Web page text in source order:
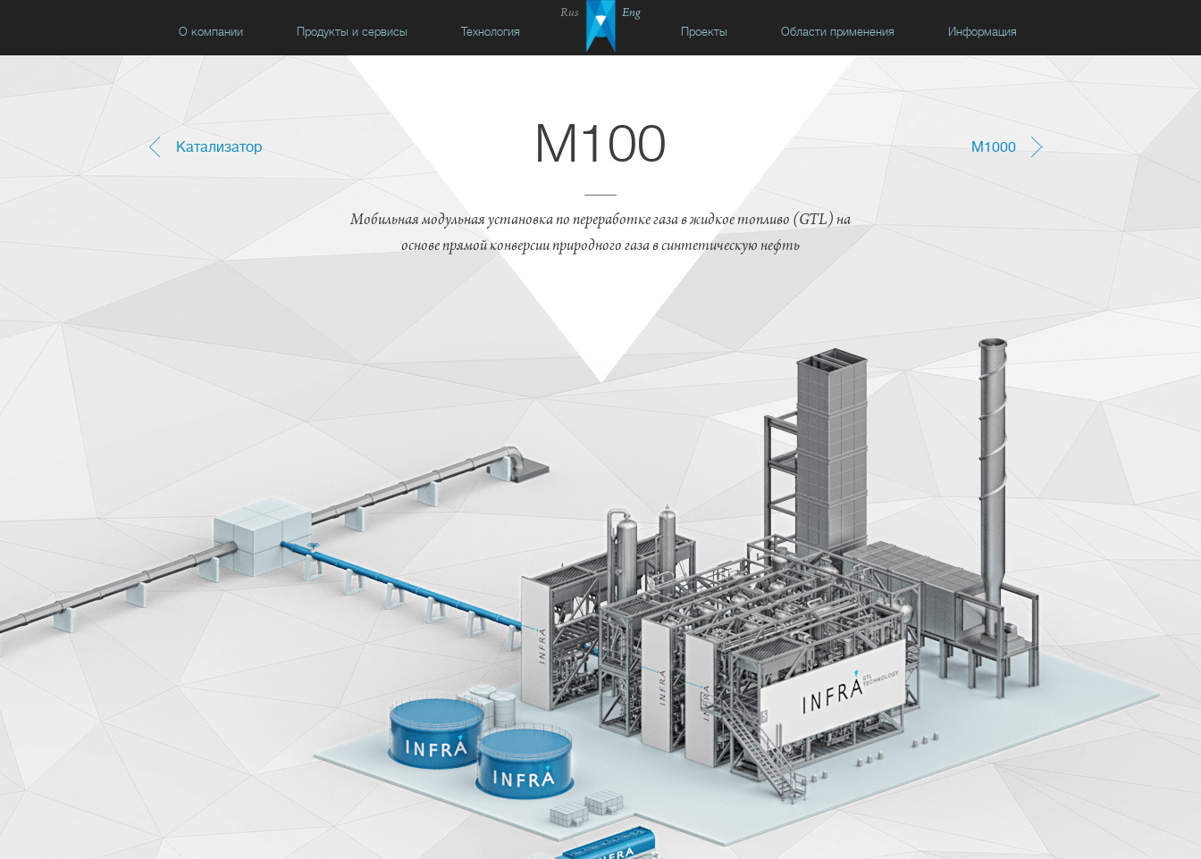
Rus
Eng
О компании
Продукты и сервисы Технология Проекты Области применения Информация
Катализатор M1000
M100
Мобильная модульная установка по переработке газа в жидкое топливо (GTL) на
основе прямой конверсии природного газа в синтетическую нефть